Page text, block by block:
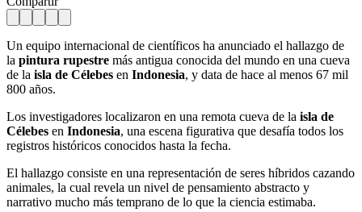
Un equipo internacional de científicos ha anunciado el hallazgo de
la pintura rupestre más antigua conocida del mundo en una cueva
de la isla de Célebes en Indonesia, y data de hace al menos 67 mil
800 años.
Los investigadores localizaron en una remota cueva de la isla de
Célebes en Indonesia, una escena figurativa que desafía todos los
registros históricos conocidos hasta la fecha.
El hallazgo consiste en una representación de seres híbridos cazando
animales, la cual revela un nivel de pensamiento abstracto y
narrativo mucho más temprano de lo que la ciencia estimaba.